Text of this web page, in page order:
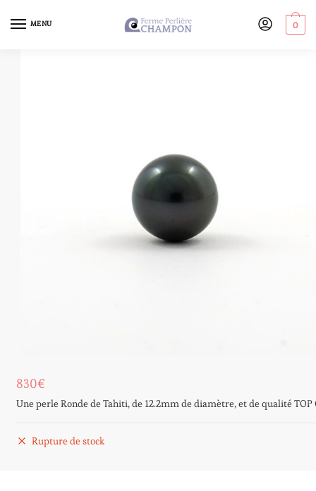
MENU 0
830€
Une perle Ronde de Tahiti, de 12.2mm de diamètre, et de qualité TOP
Rupture de stock